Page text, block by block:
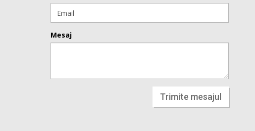
Mesaj
Trimite mesajul